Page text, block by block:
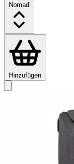
Nomad
Hinzufügen